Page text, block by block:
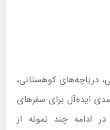
دریاچه‌های کوهستانی،
ایده‌آل برای سفرهای
ادامه چند نمونه از